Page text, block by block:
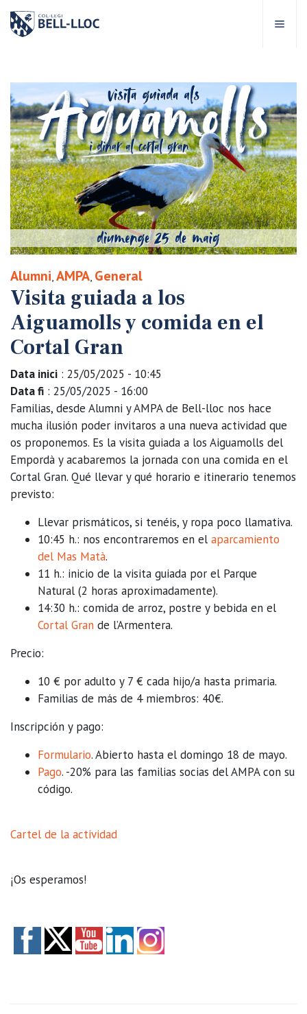
Bell-lloc
Educativo
educativas
Escolares
Bell-lloc
Alumni AMPA General
Visita guiada a los
Aiguamolls y comida en el
Cortal Gran
Data inici : 25/05/2025 - 10:45
Data fi : 25/05/2025 - 16:00
Familias, desde Alumni y AMPA de Bell-lloc nos hace
mucha ilusión poder invitaros a una nueva actividad que
os proponemos. Es la visita guiada a los Aiguamolls del
Empordà y acabaremos la jornada con una comida en el
Cortal Gran. Qué llevar y qué horario e itinerario tenemos
previsto:
Llevar prismáticos, si tenéis, y ropa poco llamativa.
10:45 h.: nos encontraremos en el aparcamiento
del Mas Matà.
11 h.: inicio de la visita guiada por el Parque
Natural (2 horas aproximadamente).
14:30 h.: comida de arroz, postre y bebida en el
Cortal Gran de l’Armentera.
Precio:
10 € por adulto y 7 € cada hijo/a hasta primaria.
Familias de más de 4 miembros: 40€.
Inscripción y pago:
Formulario. Abierto hasta el domingo 18 de mayo.
Pago. -20% para las familias socias del AMPA con su
código.
Cartel de la actividad
¡Os esperamos!